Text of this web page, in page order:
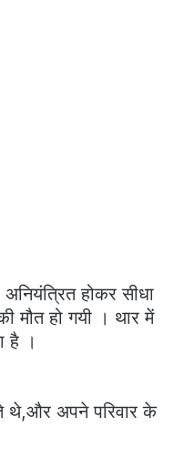
होकर सीधा
मौत हो गयी । थार में
है ।
थे,और अपने परिवार के